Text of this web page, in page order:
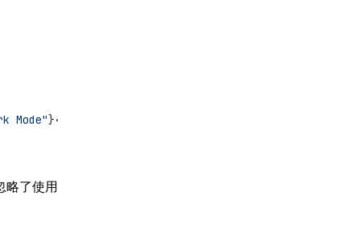
Mode"}</
略了使用